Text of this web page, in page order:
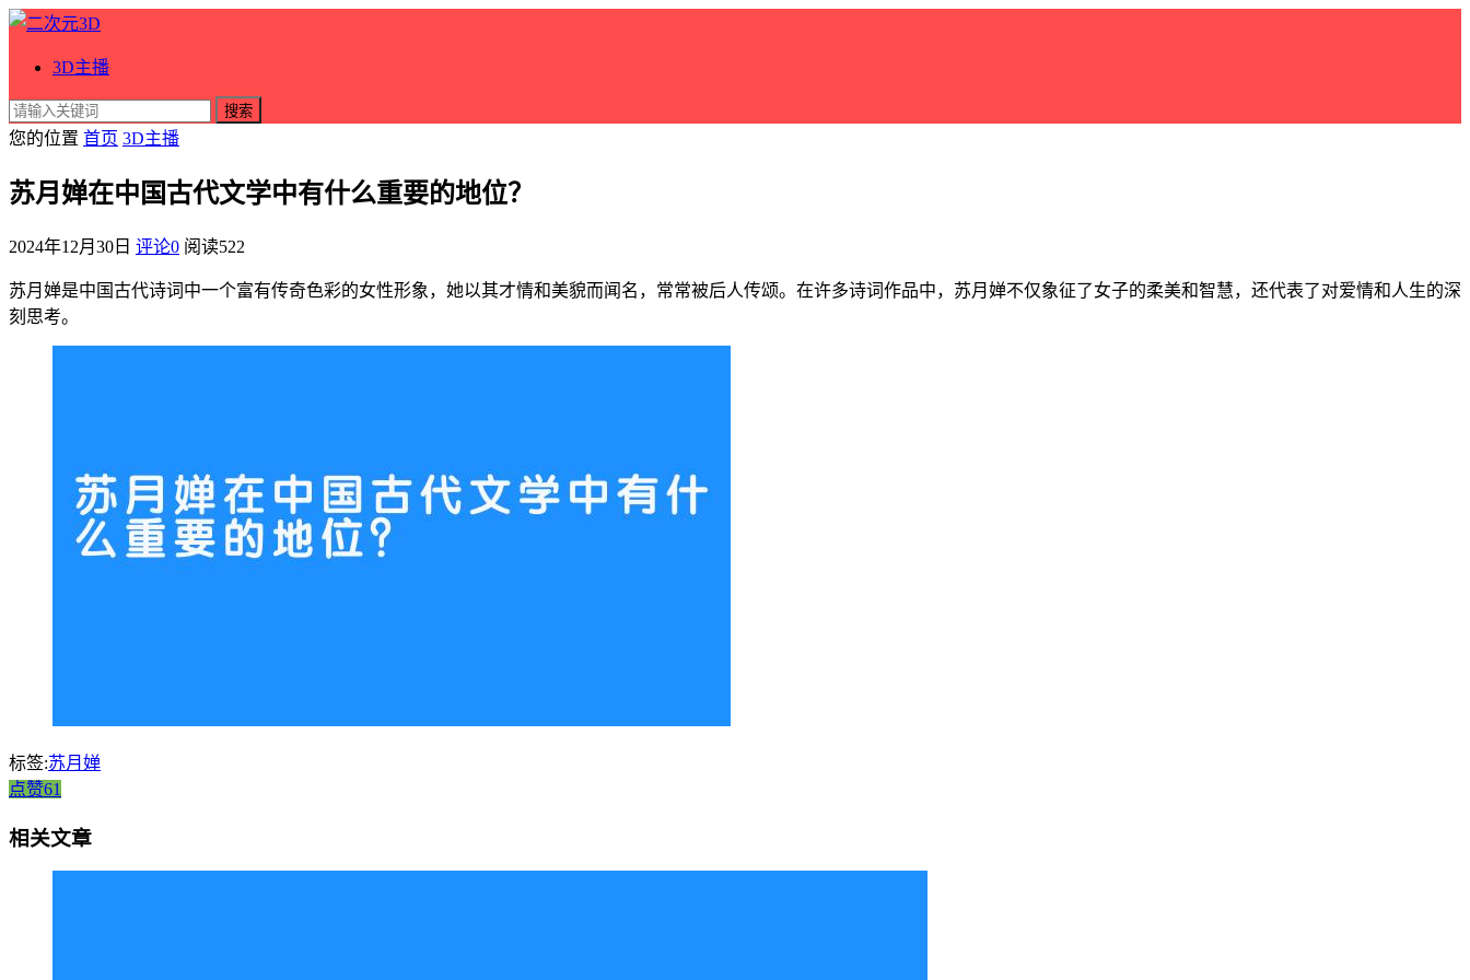
3D主播
搜索
您的位置 首页 3D主播
苏月婵在中国古代文学中有什么重要的地位？
2024年12月30日 评论0 阅读522
苏月婵是中国古代诗词中一个富有传奇色彩的女性形象，她以其才情和美貌而闻名，常常被后人传颂。在许多诗词作品中，苏月婵不仅象征了女子的柔美和智慧，还代表了对爱情和人生的深
刻思考。
标签:苏月婵
点赞61
相关文章